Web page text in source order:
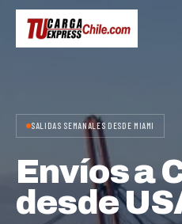
SALIDAS SEMANALES DESDE MIAMI
Envíos a
desde